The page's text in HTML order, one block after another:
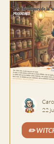
✏️
22